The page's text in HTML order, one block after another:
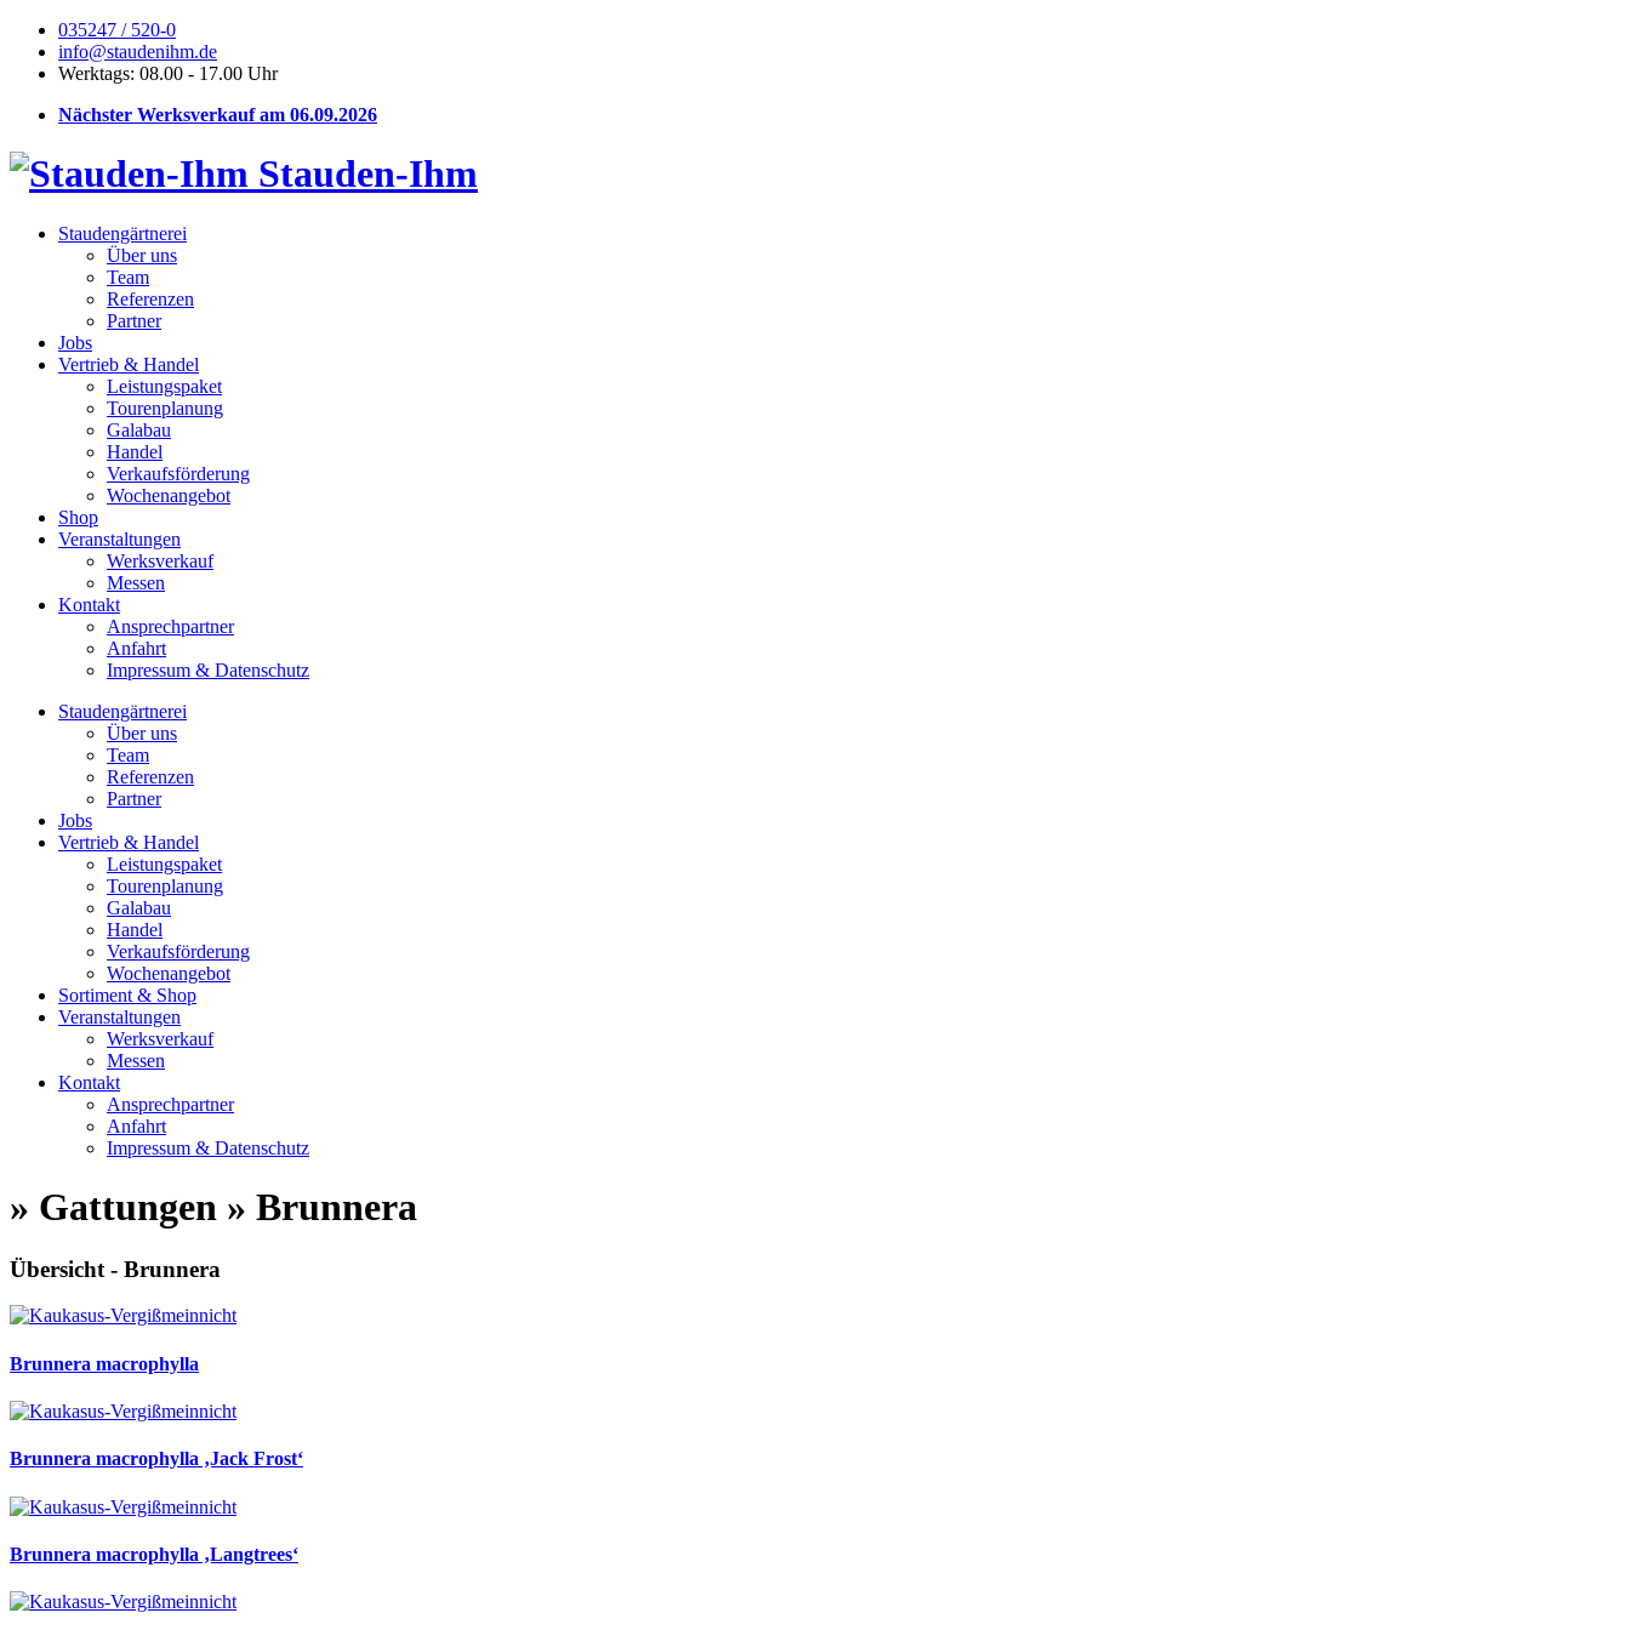
035247 / 520-0
info@staudenihm.de
Werktags: 08.00 - 17.00 Uhr
Nächster Werksverkauf am 06.09.2026
Stauden-Ihm
Staudengärtnerei
Über uns
Team
Referenzen
Partner
Jobs
Vertrieb & Handel
Leistungspaket
Tourenplanung
Galabau
Handel
Verkaufsförderung
Wochenangebot
Shop
Veranstaltungen
Werksverkauf
Messen
Kontakt
Ansprechpartner
Anfahrt
Impressum & Datenschutz
Staudengärtnerei
Über uns
Team
Referenzen
Partner
Jobs
Vertrieb & Handel
Leistungspaket
Tourenplanung
Galabau
Handel
Verkaufsförderung
Wochenangebot
Sortiment & Shop
Veranstaltungen
Werksverkauf
Messen
Kontakt
Ansprechpartner
Anfahrt
Impressum & Datenschutz
» Gattungen » Brunnera
Übersicht - Brunnera
Brunnera macrophylla
Brunnera macrophylla ‚Jack Frost‘
Brunnera macrophylla ‚Langtrees‘